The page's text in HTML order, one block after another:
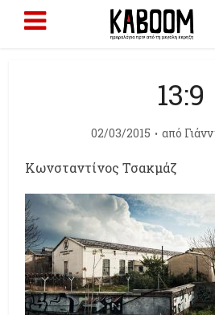
13:9
02/03/2015 από
Κωνσταντίνος Τσακμάζ